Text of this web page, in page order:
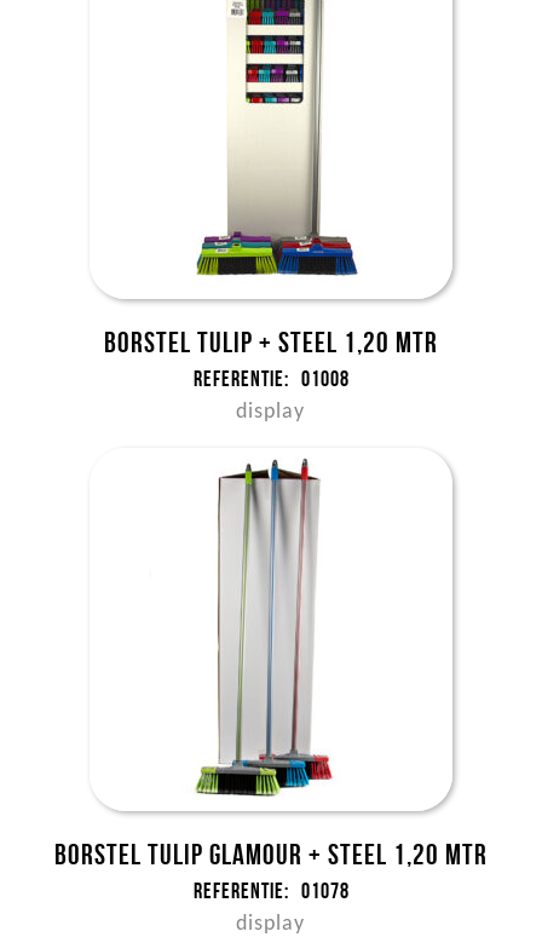
Borstel Tulip + steel 1,20 mtr
Referentie: 01008
display
Borstel Tulip GLAMOUR + steel 1,20 mtr
Referentie: 01078
display